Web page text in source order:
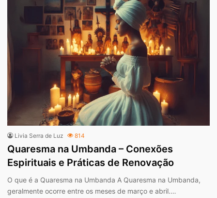
Livia Serra de Luz 814
Quaresma na Umbanda – Conexões
Espirituais e Práticas de Renovação
O que é a Quaresma na Umbanda A Quaresma na Umbanda,
geralmente ocorre entre os meses de março e abril.…